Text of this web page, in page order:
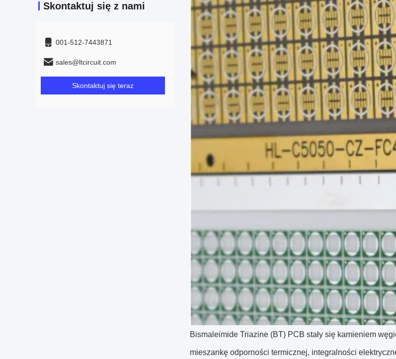
Skontaktuj się z nami
001-512-7443871
sales@ltcircuit.com
Skontaktuj się teraz
Bismaleimide Triazine (BT) PCB stały się kamieniem
mieszankę odporności termicznej, integralności